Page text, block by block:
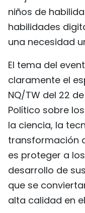
niños de
habilidades
una necesidad
El tema del
claramente el
NQ/TW del 22
Político sobre
la ciencia, la
transformación
es proteger a
desarrollo de
que se
alta calidad en